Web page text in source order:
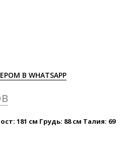
В WHATSAPP
181 см Грудь: 88 см Талия: 69